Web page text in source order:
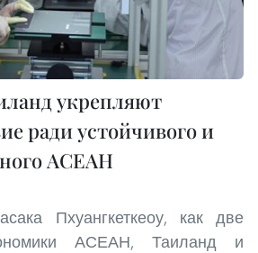
укрепляют
ради устойчивого и
АСЕАН
Пхуангкеткеоу, как две
АСЕАН, Таиланд и